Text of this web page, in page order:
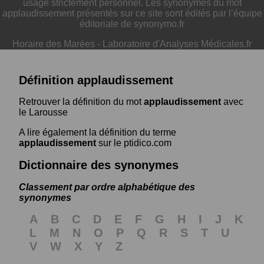
usage strictement personnel. Les synonymes du mot
applaudissement présentés sur ce site sont édités par l’équipe
éditoriale de synonymo.fr
Horaire des Marées - Laboratoire d'Analyses Médicales.fr
Définition applaudissement
Retrouver la définition du motapplaudissement avec
le Larousse
A lire également la définition du terme
applaudissement sur le ptidico.com
Dictionnaire des synonymes
Classement par ordre alphabétique des
synonymes
A B C D E F G H I J
K
L
M N O P Q R S T
U
V
W X Y
Z